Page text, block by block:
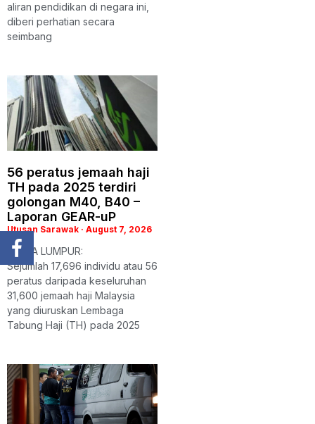
aliran pendidikan di negara ini,
diberi perhatian secara
seimbang
56 peratus jemaah haji
TH pada 2025 terdiri
golongan M40, B40 –
Laporan GEAR-uP
Utusan Sarawak August 7, 2026
KUALA LUMPUR:
Sejumlah 17,696 individu atau 56
peratus daripada keseluruhan
31,600 jemaah haji Malaysia
yang diuruskan Lembaga
Tabung Haji (TH) pada 2025